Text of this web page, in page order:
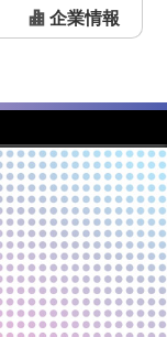
企業情報